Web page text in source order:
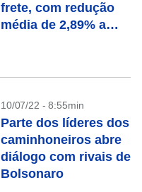
frete, com redução
média de 2,89% a
10/07/22 - 8:55min
Parte dos líderes dos
caminhoneiros abre
diálogo com rivais de
Bolsonaro